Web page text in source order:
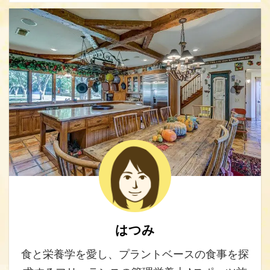
はつみ
食と栄養学を愛し、プラントベースの食事を探